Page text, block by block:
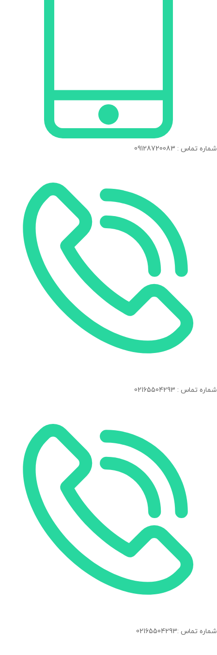
شماره تماس : 09128720083
شماره تماس : 02165504293
شماره تماس :02165504293